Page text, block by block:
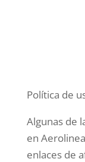
Política de
Algunas de
en
enlaces de